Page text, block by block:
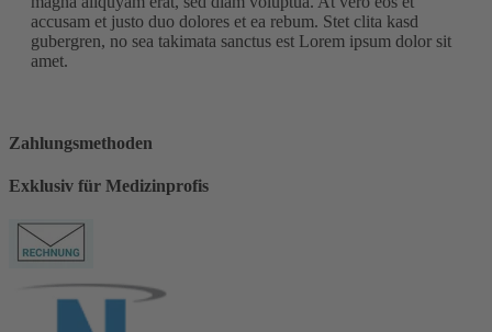
accusam et justo duo dolores et ea rebum. Stet clita kasd
gubergren, no sea takimata sanctus est Lorem ipsum dolor sit
amet.
Zahlungsmethoden
Exklusiv für Medizinprofis